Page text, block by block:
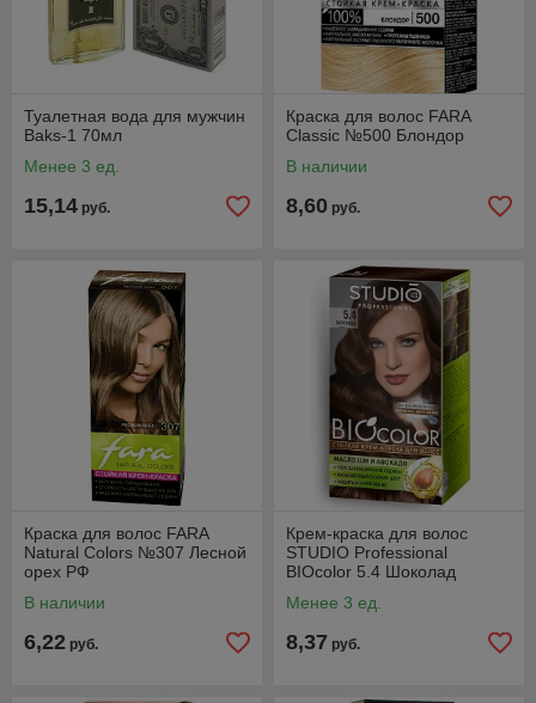
Туалетная вода для мужчин
Baks-1 70мл
Менее 3 ед.
15,14 руб.
Краска для волос FARA
Classic №500 Блондор
В наличии
8,60 руб.
Краска для волос FARA
Natural Colors №307 Лесной
орех РФ
В наличии
6,22 руб.
Крем-краска для волос
STUDIO Professional
BIOcolor 5.4 Шоколад
Менее 3 ед.
8,37 руб.